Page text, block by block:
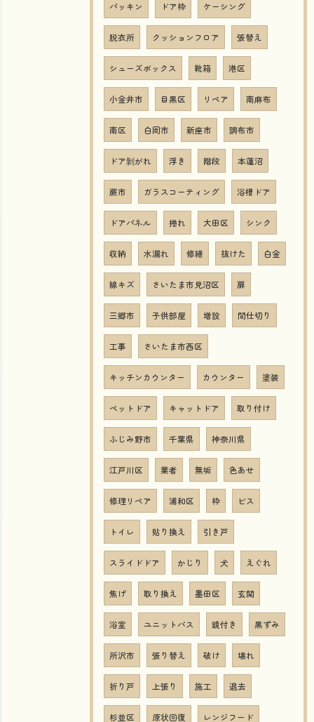
パッキン ドア枠 ケーシング
脱衣所 クッションフロア 張替え
シューズボックス 靴箱 港区
小金井市 目黒区 リペア 南麻布
南区 白岡市 新座市 調布市
ドア剝がれ 浮き 階段 本蓮沼
蕨市 ガラスコーティング 浴槽ドア
ドアパネル 捲れ 大田区 シンク
収納 水漏れ 修繕 抜けた 白金
線キズ さいたま市見沼区 扉
三郷市 子供部屋 増設 間仕切り
工事 さいたま市西区
キッチンカウンター カウンター 塗装
ペットドア キャットドア 取り付け
ふじみ野市 千葉県 神奈川県
江戸川区 業者 無垢 色あせ
修理リペア 浦和区 枠 ビス
トイレ 貼り換え 引き戸
スライドドア かじり 犬 えぐれ
焦げ 取り換え 墨田区 玄関
浴室 ユニットバス 鏡付き 黒ずみ
所沢市 張り替え 破け 壊れ
折り戸 上張り 施工 退去
杉並区 原状回復 レンジフード